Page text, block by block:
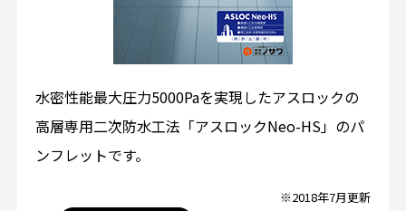
水密性能最大圧力5000Paを実現したアスロックの
高層専用二次防水工法「アスロックNeo-HS」のパ
ンフレットです。
※2018年7月更新